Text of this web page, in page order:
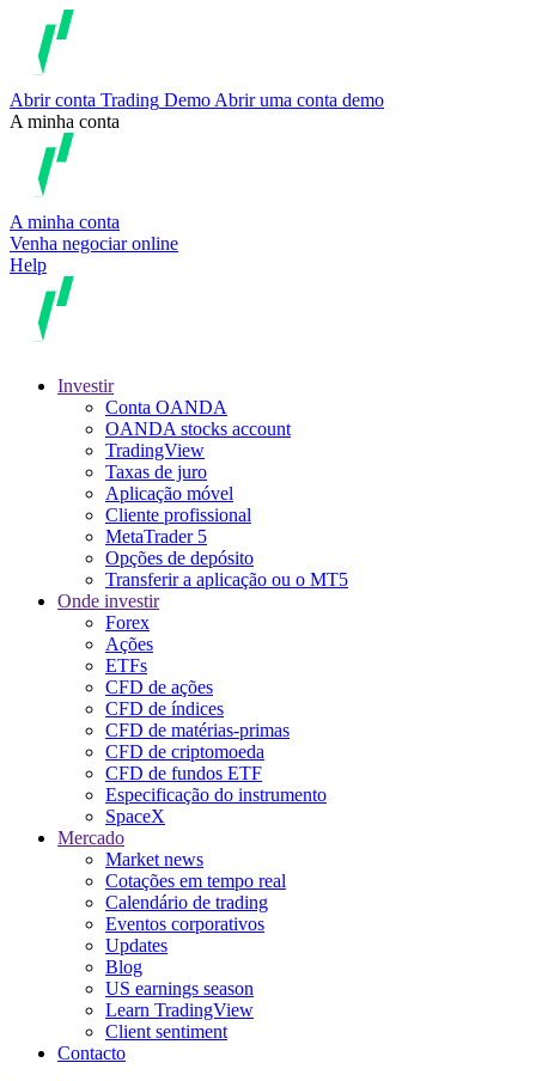
Abrir conta Trading Demo Abrir uma conta demo
A minha conta
A minha conta
Venha negociar online
Help
Investir
Conta OANDA
OANDA stocks account
TradingView
Taxas de juro
Aplicação móvel
Cliente profissional
MetaTrader 5
Opções de depósito
Transferir a aplicação ou o MT5
Onde investir
Forex
Ações
ETFs
CFD de ações
CFD de índices
CFD de matérias-primas
CFD de criptomoeda
CFD de fundos ETF
Especificação do instrumento
SpaceX
Mercado
Market news
Cotações em tempo real
Calendário de trading
Eventos corporativos
Updates
Blog
US earnings season
Learn TradingView
Client sentiment
Contacto